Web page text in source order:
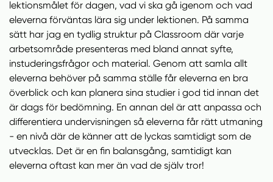
lektionsmålet för dagen, vad vi ska gå igenom och vad
eleverna förväntas lära sig under lektionen. På samma
sätt har jag en tydlig struktur på Classroom där varje
arbetsområde presenteras med bland annat syfte,
instuderingsfrågor och material. Genom att samla allt
eleverna behöver på samma ställe får eleverna en bra
överblick och kan planera sina studier i god tid innan det
är dags för bedömning. En annan del är att anpassa och
differentiera undervisningen så eleverna får rätt utmaning
- en nivå där de känner att de lyckas samtidigt som de
utvecklas. Det är en fin balansgång, samtidigt kan
eleverna oftast kan mer än vad de själv tror!